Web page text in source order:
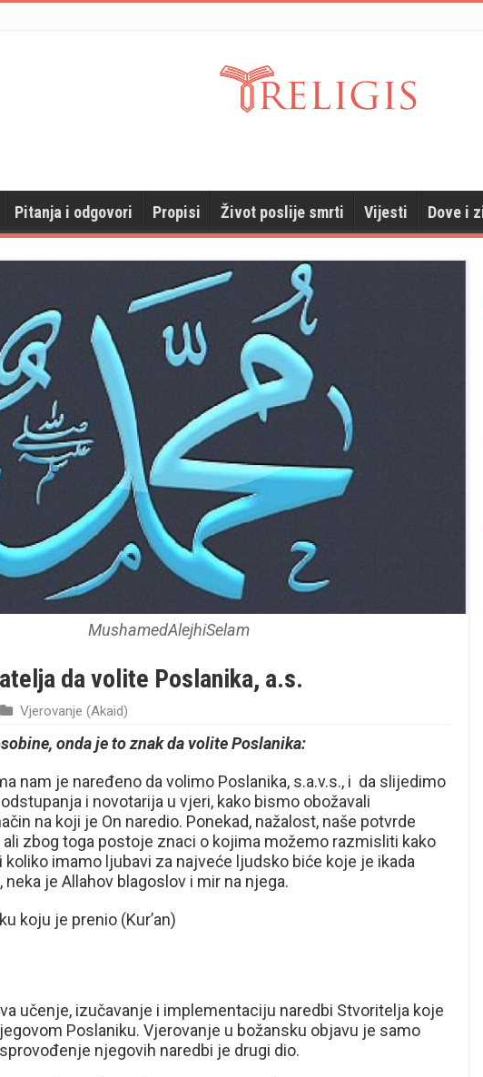
Pitanja i odgovori Propisi Život poslije smrti Vijesti Dove i
MushamedAlejhiSelam
da volite Poslanika, a.s.
Vjerovanje (Akaid)
onda je to znak da volite Poslanika:
nam je naređeno da volimo Poslanika, s.a.v.s., i da slijedimo
i novotarija u vjeri, kako bismo obožavali
na koji je On naredio. Ponekad, nažalost, naše potvrde
ali zbog toga postoje znaci o kojima možemo razmisliti kako
koliko imamo ljubavi za najveće ljudsko biće koje je ikada
je Allahov blagoslov i mir na njega.
koju je prenio (Kur’an)
učenje, izučavanje i implementaciju naredbi Stvoritelja koje
Poslaniku. Vjerovanje u božansku objavu je samo
njegovih naredbi je drugi dio.